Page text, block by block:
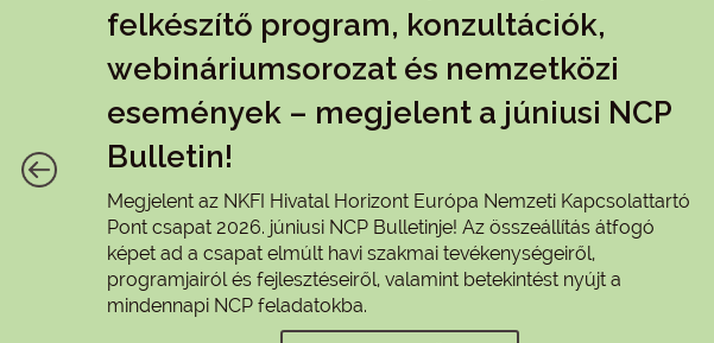
felkészítő program, konzultációk,
webináriumsorozat és nemzetközi
események – megjelent a júniusi NCP
Bulletin!
Megjelent az NKFI Hivatal Horizont Európa Nemzeti Kapcsolattartó
Pont csapat 2026. júniusi NCP Bulletinje! Az összeállítás átfogó
képet ad a csapat elmúlt havi szakmai tevékenységeiről,
programjairól és fejlesztéseiről, valamint betekintést nyújt a
mindennapi NCP feladatokba.